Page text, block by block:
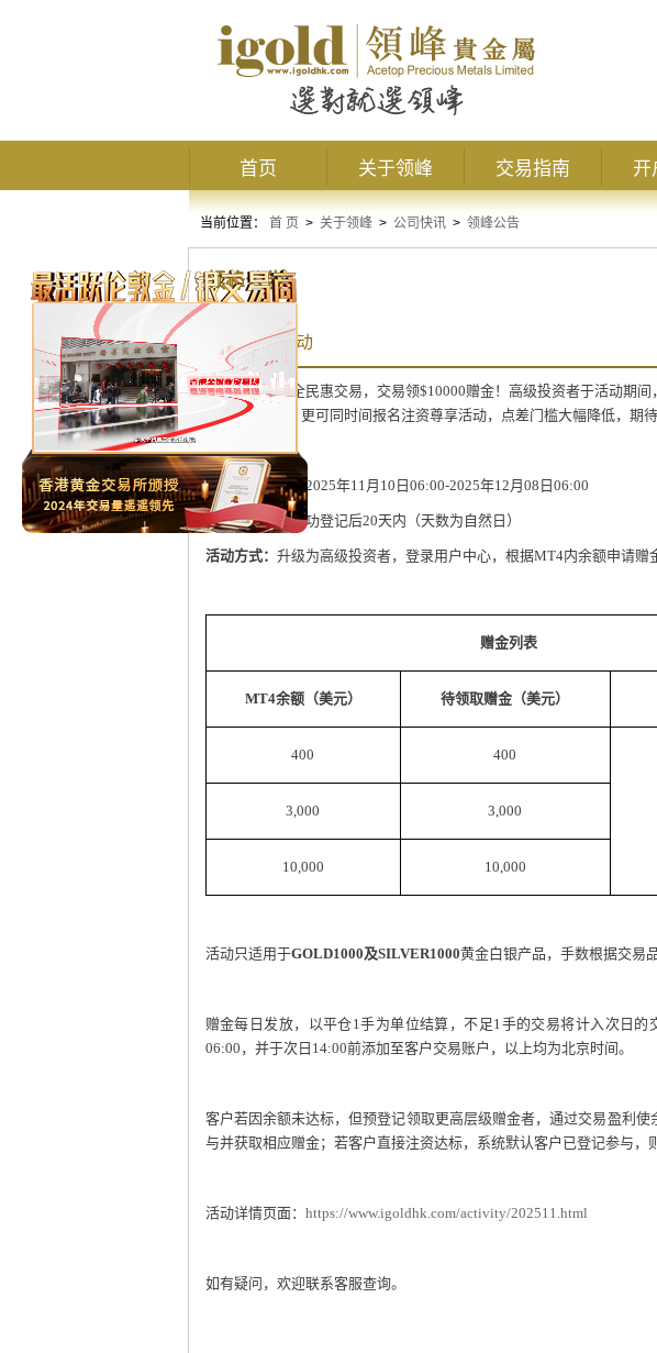
首页 关于领峰 交易指南 开
当前位置： 首 页 > 关于领峰 > 公司快讯 > 领峰公告
领峰公告
11月赠金活动
金秋暖心礼，全民惠交易，交易领$10000赠金！高级投资者于活动期间
达10000 美元，更可同时间报名注资尊享活动，点差门槛大幅降低，期待
赠金申请时间：2025年11月 10 日 06:00-2025年12月 08 日 06:00
赠金有效期：成功登记后20天内（天数为自然日）
活动方式： 升级为高级投资者，登录用户中心，根据MT4内余额申请赠
赠金列表
MT4余额（美元） 待领取赠金（美元）
400 400
3,000 3,000
10,000 10,000
活动只适用于GOLD1000及SILVER1000黄金白银产品，手数根据交易
赠金每日发放，以平仓1手为单位结算，不足1手的交易将计入次日的
06:00 ，并于次日 14:00前添加至客户交易账户，以上均为北京时间。
客户若因余额未达标，但预登记领取更高层级赠金者，通过交易盈利
与并获取相应赠金；若客户直接注资达标，系统默认客户已登记参与，
活动详情页面： https://www.igoldhk.com/activity/202511.html
如有疑问，欢迎联系客服查询。